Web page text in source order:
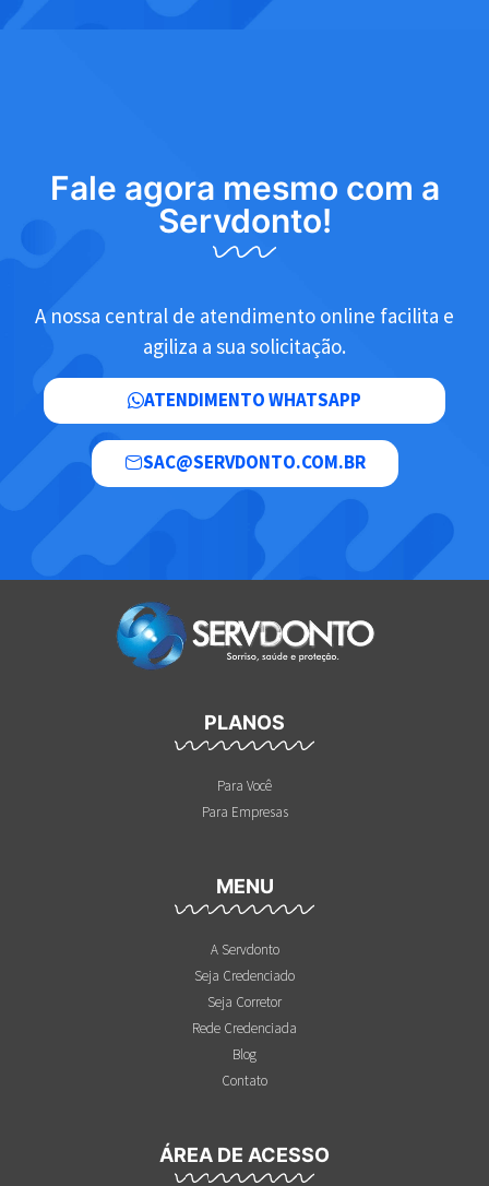
Fale agora mesmo com a
Servdonto!
A nossa central de atendimento online facilita e
agiliza a sua solicitação.
ATENDIMENTO WHATSAPP
SAC@SERVDONTO.COM.BR
PLANOS
Para Você
Para Empresas
MENU
A Servdonto
Seja Credenciado
Seja Corretor
Rede Credenciada
Blog
Contato
ÁREA DE ACESSO